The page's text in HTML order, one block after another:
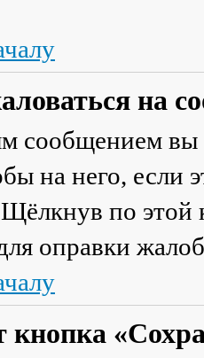
на
сообщением вы
на него, если
по этой
оправки
кнопка